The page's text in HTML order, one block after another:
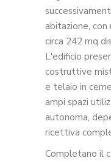
abitazione,
circa 242 mq
L'edificio
costruttive
e telaio in
ampi spazi
autonoma,
ricettiva
Completano il